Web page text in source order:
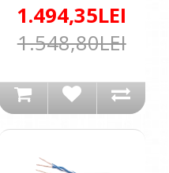
1.494,35LEI
1.548,80LEI